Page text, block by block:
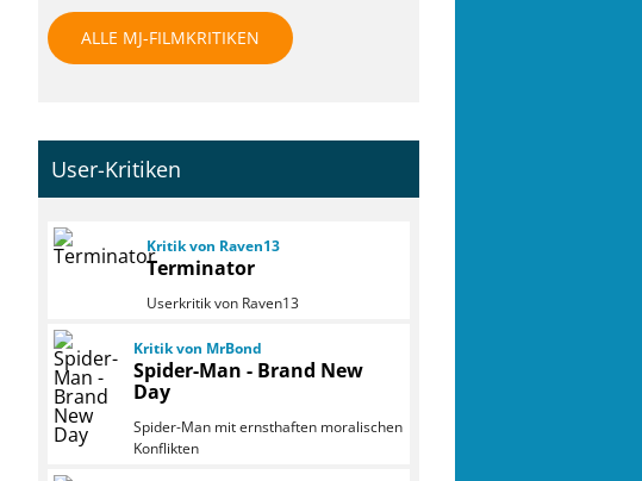
ALLE MJ-FILMKRITIKEN
User-Kritiken
Kritik von Raven13
Terminator
Userkritik von Raven13
Kritik von MrBond
Spider-Man - Brand New
Day
Spider-Man mit ernsthaften moralischen
Konflikten